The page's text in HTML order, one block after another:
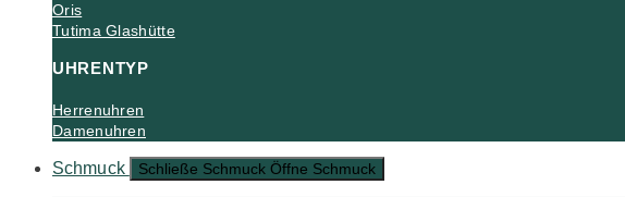
Oris
Tutima Glashütte
UHRENTYP
Herrenuhren
Damenuhren
Schmuck Schließe Schmuck Öffne Schmuck